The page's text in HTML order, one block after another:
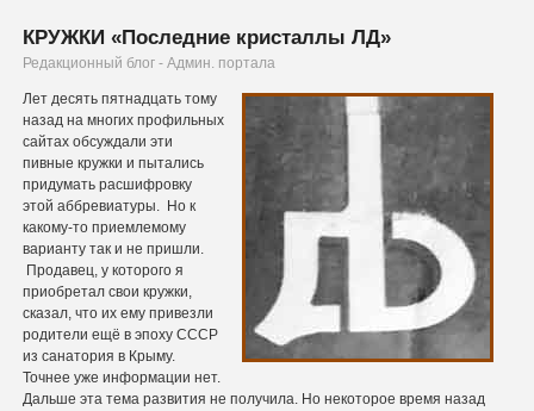
КРУЖКИ «Последние кристаллы ЛД»
Редакционный блог - Админ. портала
Лет десять пятнадцать тому
назад на многих профильных
сайтах обсуждали эти
пивные кружки и пытались
придумать расшифровку
этой аббревиатуры. Но к
какому-то приемлемому
варианту так и не пришли.
Продавец, у которого я
приобретал свои кружки,
сказал, что их ему привезли
родители ещё в эпоху СССР
из санатория в Крыму.
Точнее уже информации нет.
Дальше эта тема развития не получила. Но некоторое время назад